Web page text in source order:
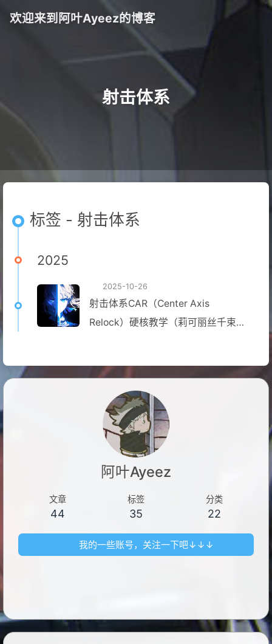
欢迎来到阿叶Ayeez的博客
射击体系
标签 - 射击体系
2025
2025-10-26
射击体系CAR（Center Axis
Relock）硬核教学（莉可丽丝千束同
阿叶Ayeez
文章
44
标签
35
分类
22
我的一些账号，关注一下吧↓↓↓